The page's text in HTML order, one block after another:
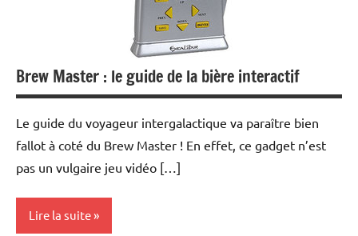
Brew Master : le guide de la bière interactif
Le guide du voyageur intergalactique va paraître bien
fallot à coté du Brew Master ! En effet, ce gadget n’est
pas un vulgaire jeu vidéo […]
Lire la suite